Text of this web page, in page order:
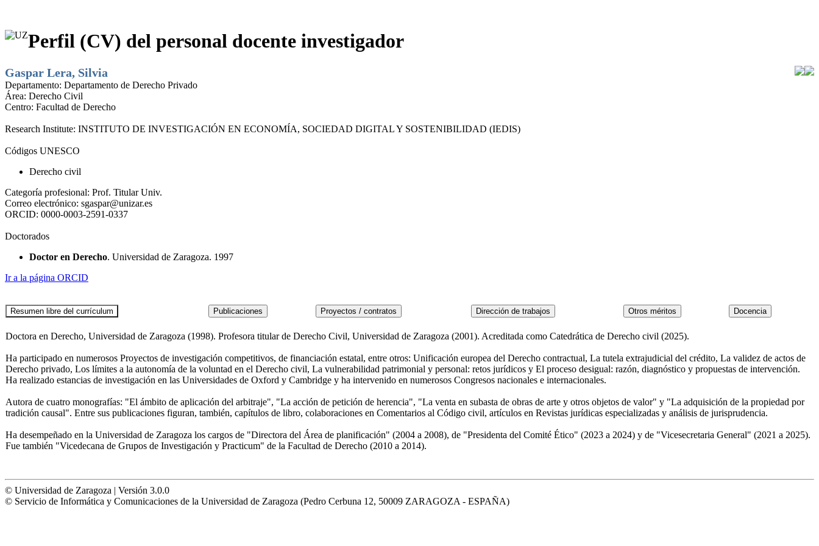
Perfil (CV) del personal docente investigador
Gaspar Lera, Silvia
Departamento: Departamento de Derecho Privado
Área: Derecho Civil
Centro: Facultad de Derecho
Research Institute: INSTITUTO DE INVESTIGACIÓN EN ECONOMÍA, SOCIEDAD DIGITAL Y SOSTENIBILIDAD (IEDIS)
Códigos UNESCO
Derecho civil
Categoría profesional: Prof. Titular Univ.
Correo electrónico: sgaspar@unizar.es
ORCID: 0000-0003-2591-0337
Doctorados
Doctor en Derecho. Universidad de Zaragoza. 1997
Ir a la página ORCID
Doctora en Derecho, Universidad de Zaragoza (1998). Profesora titular de Derecho Civil, Universidad de Zaragoza (2001). Acreditada como Catedrática de Derecho civil (2025).
Ha participado en numerosos Proyectos de investigación competitivos, de financiación estatal, entre otros: Unificación europea del Derecho contractual, La tutela extrajudicial del crédito, La validez de actos de
Derecho privado, Los límites a la autonomía de la voluntad en el Derecho civil, La vulnerabilidad patrimonial y personal: retos jurídicos y El proceso desigual: razón, diagnóstico y propuestas de intervención.
Ha realizado estancias de investigación en las Universidades de Oxford y Cambridge y ha intervenido en numerosos Congresos nacionales e internacionales.
Autora de cuatro monografías: "El ámbito de aplicación del arbitraje", "La acción de petición de herencia", "La venta en subasta de obras de arte y otros objetos de valor" y "La adquisición de la propiedad por
tradición causal". Entre sus publicaciones figuran, también, capítulos de libro, colaboraciones en Comentarios al Código civil, artículos en Revistas jurídicas especializadas y análisis de jurisprudencia.
Ha desempeñado en la Universidad de Zaragoza los cargos de "Directora del Área de planificación" (2004 a 2008), de "Presidenta del Comité Ético" (2023 a 2024) y de "Vicesecretaria General" (2021 a 2025).
Fue también "Vicedecana de Grupos de Investigación y Practicum" de la Facultad de Derecho (2010 a 2014).
© Universidad de Zaragoza | Versión 3.0.0
© Servicio de Informática y Comunicaciones de la Universidad de Zaragoza (Pedro Cerbuna 12, 50009 ZARAGOZA - ESPAÑA)